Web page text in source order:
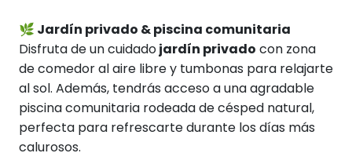
🌿 Jardín privado & piscina comunitaria
Disfruta de un cuidadojardín privado con zona
de comedor al aire libre y tumbonas para relajarte
al sol. Además, tendrás acceso a una agradable
piscina comunitaria rodeada de césped natural,
perfecta para refrescarte durante los días más
calurosos.